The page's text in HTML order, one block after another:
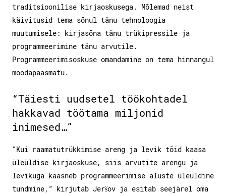
traditsioonilise kirjaoskusega. Mõlemad neist
käivitusid tema sõnul tänu tehnoloogia
muutumisele: kirjasõna tänu trükipressile ja
programmeerimine tänu arvutile.
Programmeerimisoskuse omandamine on tema hinnangul
möödapääsmatu.
“Täiesti uudsetel töökohtadel
hakkavad töötama miljonid
inimesed…”
“Kui raamatutrükkimise areng ja levik tõid kaasa
üleüldise kirjaoskuse, siis arvutite arengu ja
levikuga kaasneb programmeerimise aluste üleüldine
tundmine,” kirjutab Jeršov ja esitab seejärel oma